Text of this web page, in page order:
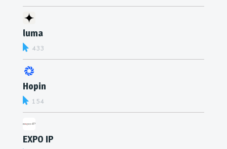
luma
433
Hopin
154
EXPO IP